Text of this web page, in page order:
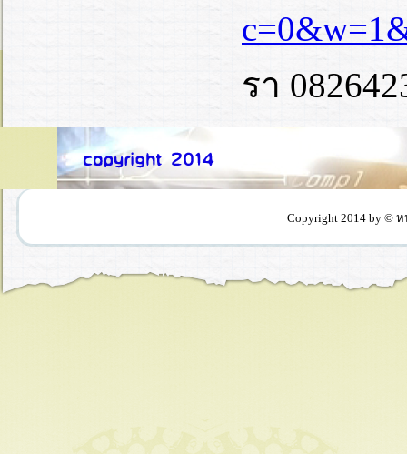
รา
Copyright 2014 by ©